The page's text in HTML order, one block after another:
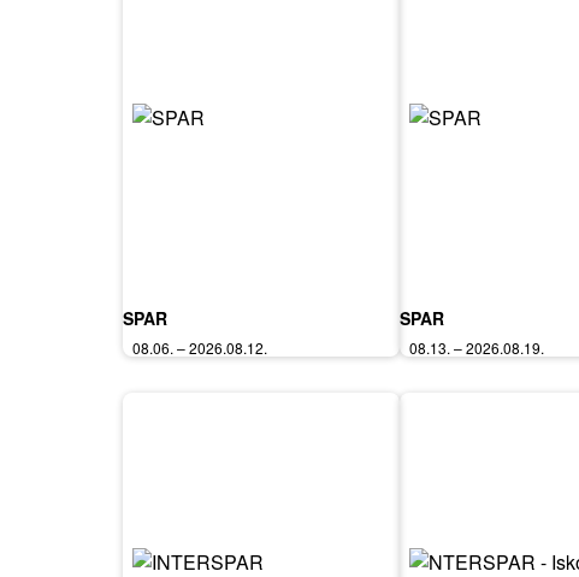
SPAR
08.06. – 2026.08.12.
SPAR
08.13. – 2026.08.19.